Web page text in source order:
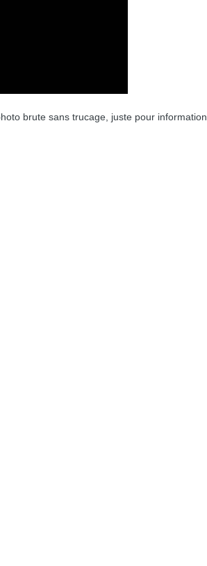
brute sans trucage, juste pour information